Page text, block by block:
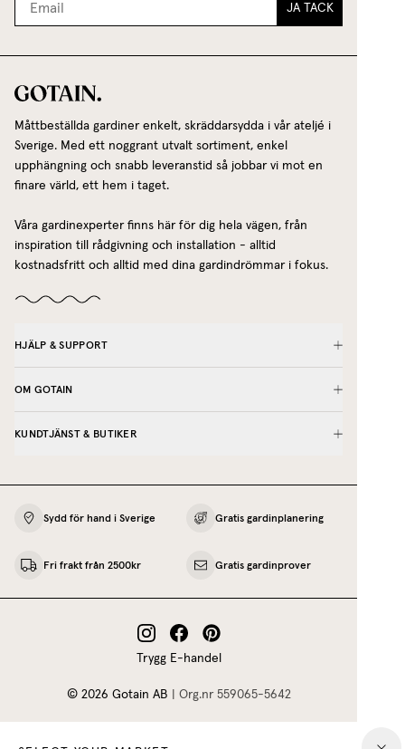
JA TACK
Måttbeställda gardiner enkelt, skräddarsydda i vår ateljé i
Sverige. Med ett noggrant utvalt sortiment, enkel
upphängning och snabb leveranstid så jobbar vi mot en
finare värld, ett hem i taget.
Våra gardinexperter finns här för dig hela vägen, från
inspiration till rådgivning och installation - alltid
kostnadsfritt och alltid med dina gardindrömmar i fokus.
HJÄLP & SUPPORT
OM GOTAIN
KUNDTJÄNST & BUTIKER
Sydd för hand i Sverige Gratis gardinplanering
Fri frakt från 2500kr Gratis gardinprover
Trygg E-handel
© 2026 Gotain AB Org.nr 559065‍-5642